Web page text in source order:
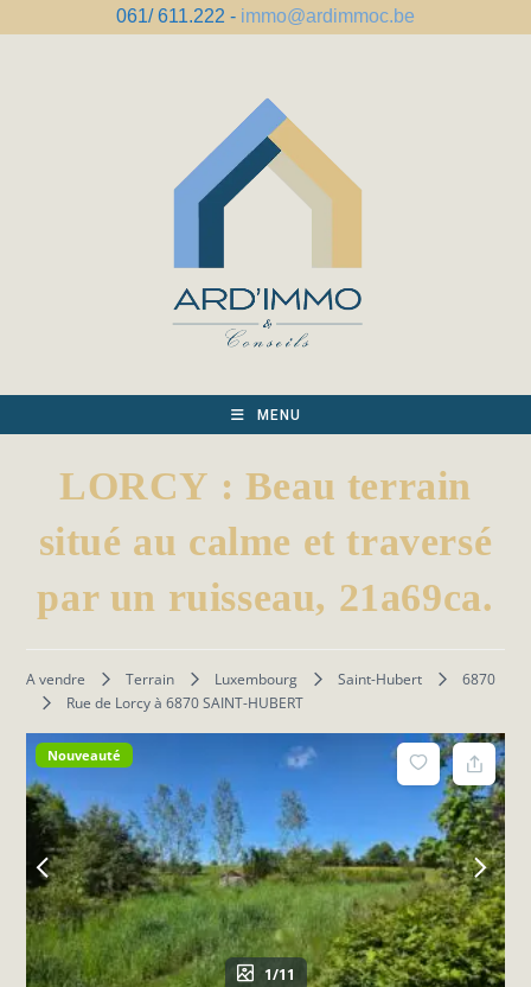
061/ 611.222 - immo@ardimmoc.be
MENU
LORCY : Beau terrain
situé au calme et traversé
par un ruisseau, 21a69ca.
A vendre Terrain Luxembourg Saint-Hubert
6870
Rue de Lorcy à 6870 SAINT-HUBERT
Nouveauté
1/11